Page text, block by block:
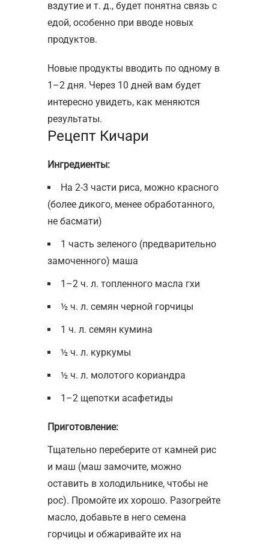
вздутие и т. д., будет понятна связь с
едой, особенно при вводе новых
продуктов.
Новые продукты вводить по одному в
1–2 дня. Через 10 дней вам будет
интересно увидеть, как меняются
результаты.
Рецепт Кичари
Ингредиенты:
На 2-3 части риса, можно красного
(более дикого, менее обработанного,
не басмати)
1 часть зеленого (предварительно
замоченного) маша
1–2 ч. л. топленного масла гхи
½ ч. л. семян черной горчицы
1 ч. л. семян кумина
½ ч. л. куркумы
½ ч. л. молотого кориандра
1–2 щепотки асафетиды
Приготовление:
Тщательно переберите от камней рис
и маш (маш замочите, можно
оставить в холодильнике, чтобы не
рос). Промойте их хорошо. Разогрейте
масло, добавьте в него семена
горчицы и обжаривайте их на